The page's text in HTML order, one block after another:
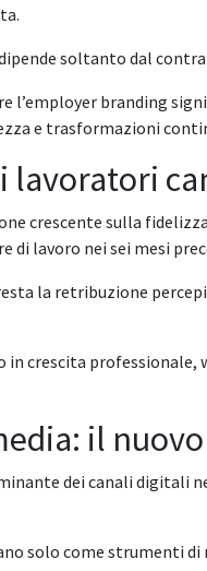
soltanto dal
l’employer branding
e trasformazioni
lavoratori
crescente sulla
di lavoro nei sei mesi
la retribuzione
in crescita
il
dei canali digitali
solo come strumenti